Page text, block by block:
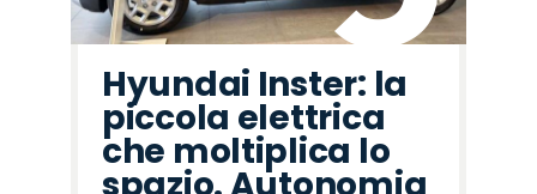
Hyundai Inster: la
piccola elettrica
che moltiplica lo